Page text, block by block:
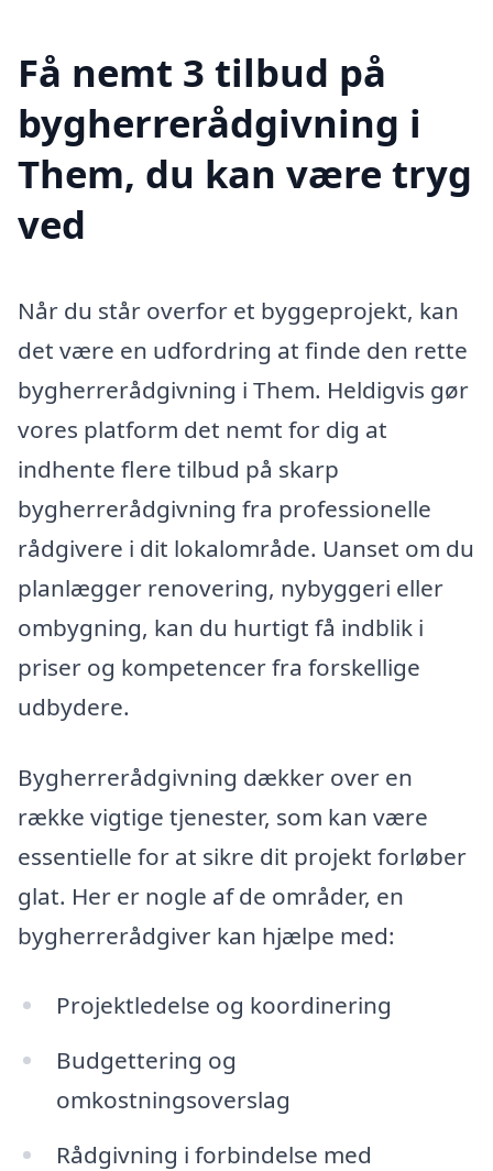
Få nemt 3 tilbud på
bygherrerådgivning i
Them, du kan være tryg
ved
Når du står overfor et byggeprojekt, kan
det være en udfordring at finde den rette
bygherrerådgivning i Them. Heldigvis gør
vores platform det nemt for dig at
indhente flere tilbud på skarp
bygherrerådgivning fra professionelle
rådgivere i dit lokalområde. Uanset om du
planlægger renovering, nybyggeri eller
ombygning, kan du hurtigt få indblik i
priser og kompetencer fra forskellige
udbydere.
Bygherrerådgivning dækker over en
række vigtige tjenester, som kan være
essentielle for at sikre dit projekt forløber
glat. Her er nogle af de områder, en
bygherrerådgiver kan hjælpe med:
Projektledelse og koordinering
Budgettering og
omkostningsoverslag
Rådgivning i forbindelse med